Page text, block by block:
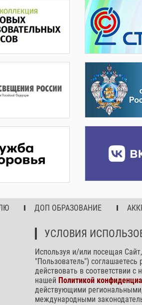
ДОП ОБРАЗОВАНИЕ
УСЛОВИЯ
Используя и/или посещая
"Пользователь") соглашаетесь
действовать в соответствии
нашей Политикой
действующими
международными